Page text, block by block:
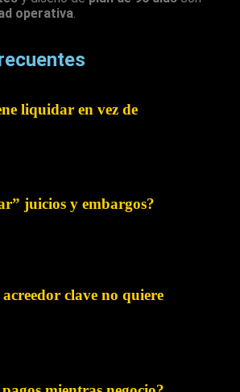
operativa.
liquidar en vez de
juicios y embargos?
clave no quiere